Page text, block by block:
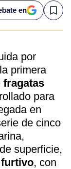
en Save
por
primera
fragatas
para
en
de cinco
superficie,
, con